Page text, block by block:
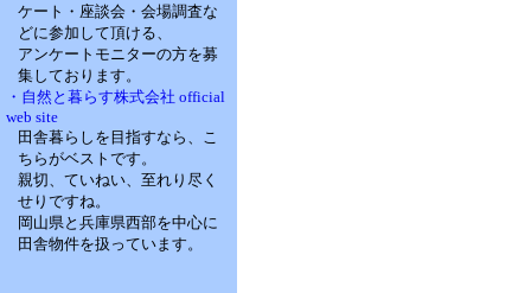
ケート・座談会・会場調査な
どに参加して頂ける、
アンケートモニターの方を募
集しております。
・自然と暮らす株式会社 official
web site
田舎暮らしを目指すなら、こ
ちらがベストです。
親切、ていねい、至れり尽く
せりですね。
岡山県と兵庫県西部を中心に
田舎物件を扱っています。